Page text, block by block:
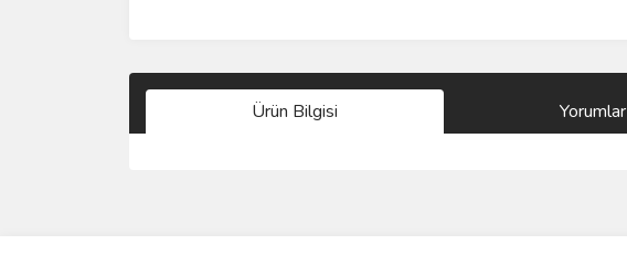
Ürün Bilgisi Yorumlar